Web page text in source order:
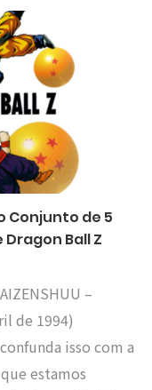
Conjunto de 5
Ball Z
–
de 1994)
isso com a
estamos